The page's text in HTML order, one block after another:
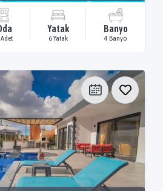
Yatak
6 Yatak
Banyo
4 Banyo